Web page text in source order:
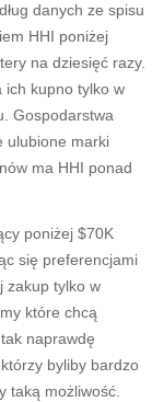
danych ze spisu
HHI poniżej
na dziesięć razy.
ich kupno tylko w
Gospodarstwa
ulubione marki
ma HHI ponad
poniżej $70K
się preferencjami
zakup tylko w
które chcą
naprawdę
byliby bardzo
taką możliwość.